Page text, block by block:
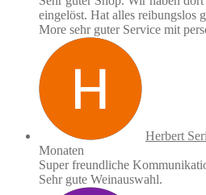
eingelöst. Hat alles reibungslos
More sehr guter Service mit
Herbert
Monaten
Super freundliche
Sehr gute Weinauswahl.